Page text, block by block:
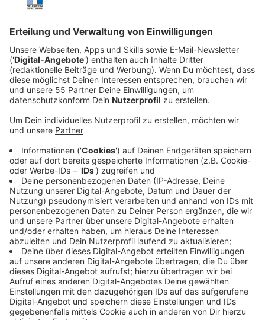
Anzeige
25 Jahre später will sich Assane an dem Mann rächen,
der seinen Vater ins Gefängnis gebracht hat. Dafür
legt er sich den Namen der französischen Romanfigur
Arsène Lupin zu, die im 19. Jahrhundert als genialer
Detektiv die Kriminellen in Paris überführte. Und er
bestahl Menschen, die auf fragwürdige Weise zu ihrem
Reichtum gekommen sind.
Streaming-Dienst: Netflix
Anzeige
Wir benötigen Ihre
Zustimmung, um den YouTube
Video-Service zu laden!